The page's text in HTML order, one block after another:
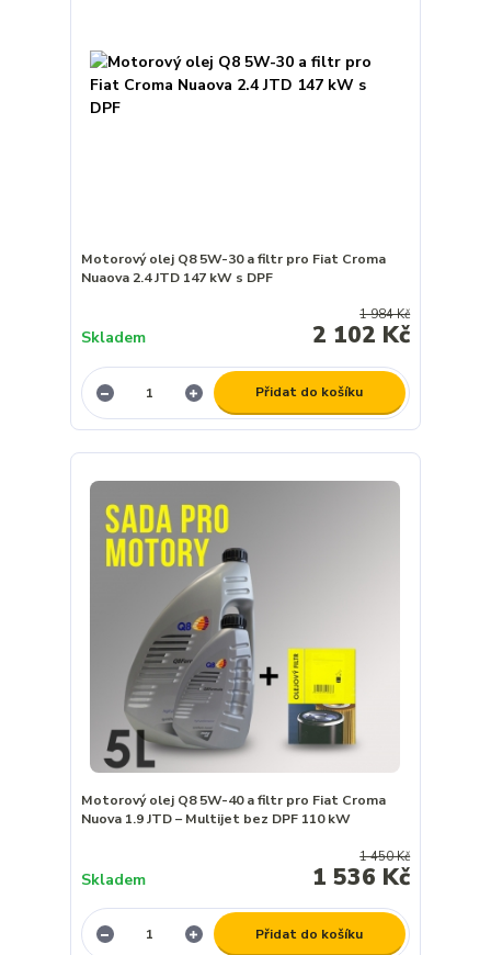
Motorový olej Q8 5W-30 a filtr pro Fiat Croma
Nuaova 2.4 JTD 147 kW s DPF
1 984 Kč
2 102 Kč
Skladem
Přidat do košíku
Motorový olej Q8 5W-40 a filtr pro Fiat Croma
Nuova 1.9 JTD – Multijet bez DPF 110 kW
1 450 Kč
1 536 Kč
Skladem
Přidat do košíku